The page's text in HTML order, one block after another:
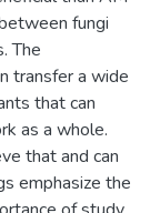
fungi
The
transfer a wide
that can
as a whole.
that and can
emphasize the